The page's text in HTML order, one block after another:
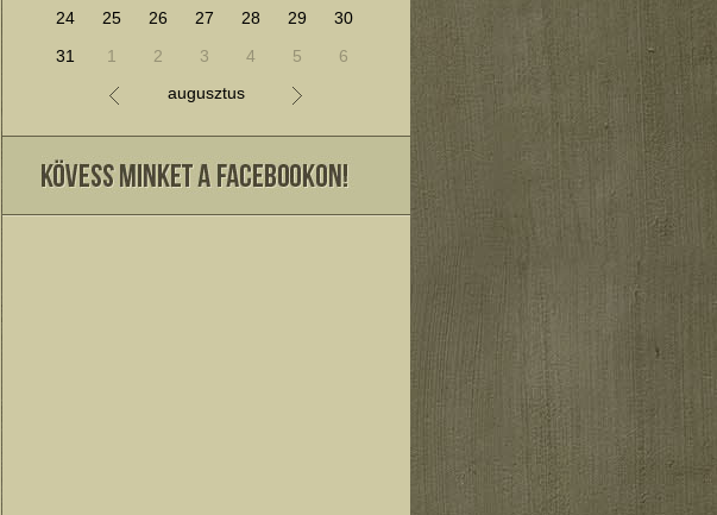
24
25 26 27 28 29
30
31
1 2 3 4 5
6
augusztus